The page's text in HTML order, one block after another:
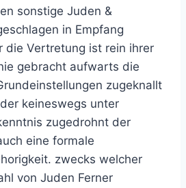
sonstige Juden &
in Empfang
die Vertretung ist rein ihrer
gebracht aufwarts die
zugeknallt
keineswegs unter
zugedrohnt der
eine formale
zwecks welcher
von Juden Ferner